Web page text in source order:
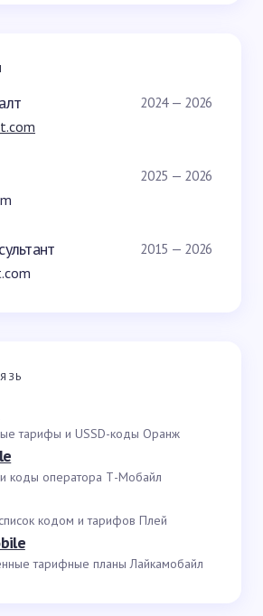
2024 — 2026
2025 — 2026
2015 — 2026
тарифы и USSD-коды Оранж
коды оператора Т-Мобайл
кодом и тарифов Плей
тарифные планы Лайкамобайл